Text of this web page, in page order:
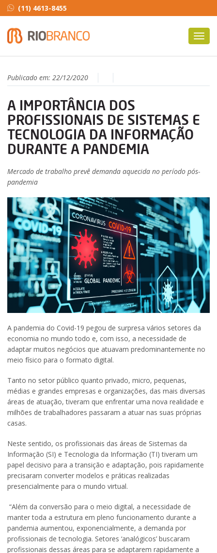
(11) 4613-8455
Publicado em: 22/12/2020
A IMPORTÂNCIA DOS
PROFISSIONAIS DE SISTEMAS E
TECNOLOGIA DA INFORMAÇÃO
DURANTE A PANDEMIA
Mercado de trabalho prevê demanda aquecida no período pós-
pandemia
A pandemia do Covid-19 pegou de surpresa vários setores da
economia no mundo todo e, com isso, a necessidade de
adaptar muitos negócios que atuavam predominantemente no
meio físico para o formato digital.
Tanto no setor público quanto privado, micro, pequenas,
médias e grandes empresas e organizações, das mais diversas
áreas de atuação, tiveram que enfrentar uma nova realidade e
milhões de trabalhadores passaram a atuar nas suas próprias
casas.
Neste sentido, os profissionais das áreas de Sistemas da
Informação (SI) e Tecnologia da Informação (TI) tiveram um
papel decisivo para a transição e adaptação, pois rapidamente
precisaram converter modelos e práticas realizadas
presencialmente para o mundo virtual.
“Além da conversão para o meio digital, a necessidade de
manter toda a estrutura em pleno funcionamento durante a
pandemia aumentou, exponencialmente, a demanda por
profissionais de tecnologia. Setores ‘analógicos’ buscaram
profissionais dessas áreas para se adaptarem rapidamente a